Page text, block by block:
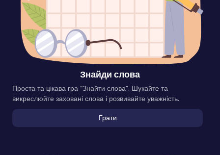
Знайди слова
Проста та цікава гра “Знайти слова”. Шукайте та
викреслюйте заховані слова і розвивайте уважність.
Грати